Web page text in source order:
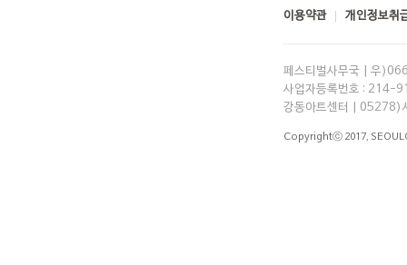
이용약관 개인정보취
페스티벌사무국 | 우
사업자등록번호 :
강동아트센터 | 05278)
Copyrightⓒ 2017,